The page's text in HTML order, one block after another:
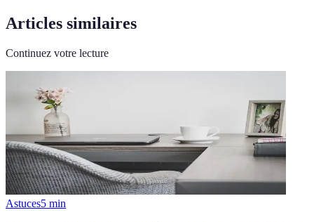
Articles similaires
Continuez votre lecture
Astuces5 min